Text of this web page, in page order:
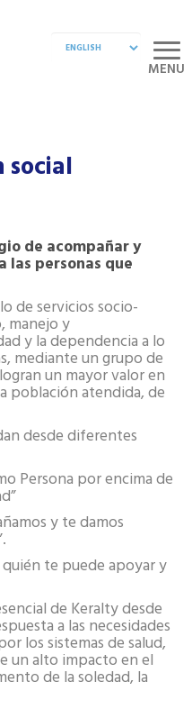
MENU
de acompañar y
las personas que
de servicios socio-
manejo y
y la dependencia a lo
mediante un grupo de
un mayor valor en
población atendida, de
desde diferentes
Persona por encima de
y te damos
te puede apoyar y
de Keralty desde
a las necesidades
los sistemas de salud,
un alto impacto en el
de la soledad, la